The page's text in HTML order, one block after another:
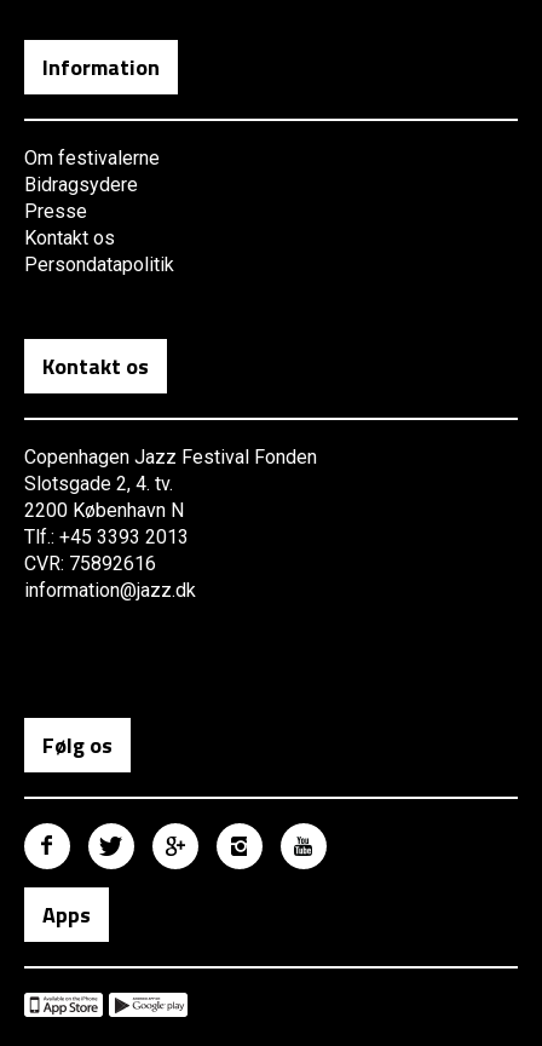
Information
Om festivalerne
Bidragsydere
Presse
Kontakt os
Persondatapolitik
Kontakt os
Copenhagen Jazz Festival Fonden
Slotsgade 2, 4. tv.
2200 København N
Tlf.: +45 3393 2013
CVR: 75892616
information@jazz.dk
Følg os
Apps